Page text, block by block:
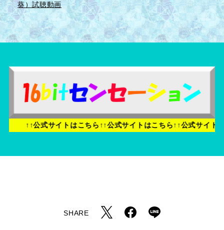
葵）試聴動画
↑↑公式サイトはこちら↑↑公式サイトはこちら↑↑公式サイトはこ
SHARE